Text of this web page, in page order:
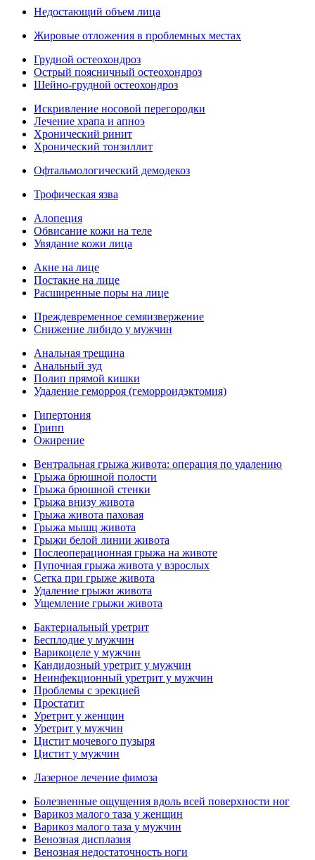
Недостающий объем лица
Жировые отложения в проблемных местах
Грудной остеохондроз
Острый поясничный остеохондроз
Шейно-грудной остеохондроз
Искривление носовой перегородки
Лечение храпа и апноэ
Хронический ринит
Хронический тонзиллит
Офтальмологический демодекоз
Трофическая язва
Алопеция
Обвисание кожи на теле
Увядание кожи лица
Акне на лице
Постакне на лице
Расширенные поры на лице
Преждевременное семяизвержение
Снижение либидо у мужчин
Анальная трещина
Анальный зуд
Полип прямой кишки
Удаление геморроя (геморроидэктомия)
Гипертония
Грипп
Ожирение
Вентральная грыжа живота: операция по удалению
Грыжа брюшной полости
Грыжа брюшной стенки
Грыжа внизу живота
Грыжа живота паховая
Грыжа мышц живота
Грыжи белой линии живота
Послеоперационная грыжа на животе
Пупочная грыжа живота у взрослых
Сетка при грыже живота
Удаление грыжи живота
Ущемление грыжи живота
Бактериальный уретрит
Бесплодие у мужчин
Варикоцеле у мужчин
Кандидозный уретрит у мужчин
Неинфекционный уретрит у мужчин
Проблемы с эрекцией
Простатит
Уретрит у женщин
Уретрит у мужчин
Цистит мочевого пузыря
Цистит у мужчин
Лазерное лечение фимоза
Болезненные ощущения вдоль всей поверхности ног
Варикоз малого таза у женщин
Варикоз малого таза у мужчин
Венозная дисплазия
Венозная недостаточность ноги